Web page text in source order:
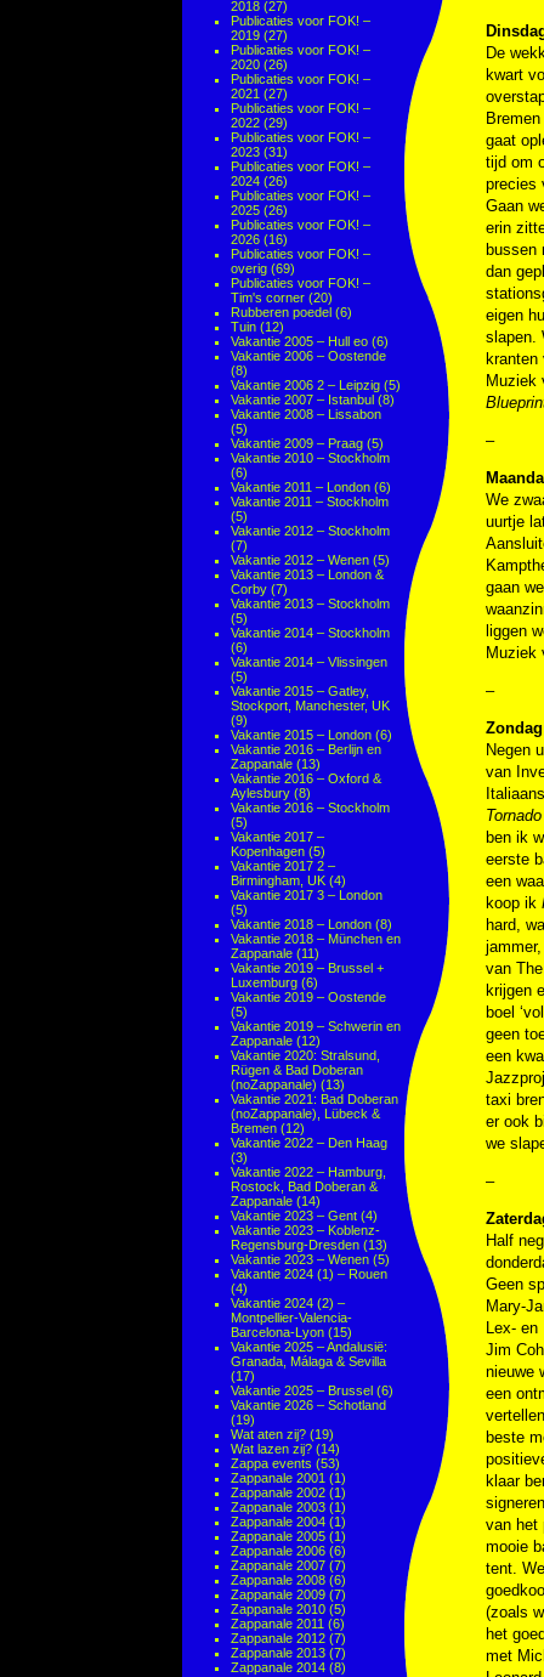
2018 (27)
Publicaties voor FOK! –
2019 (27)
Publicaties voor FOK! –
2020 (26)
Publicaties voor FOK! –
2021 (27)
Publicaties voor FOK! –
2022 (29)
Publicaties voor FOK! –
2023 (31)
Publicaties voor FOK! –
2024 (26)
Publicaties voor FOK! –
2025 (26)
Publicaties voor FOK! –
2026 (16)
Publicaties voor FOK! –
overig (69)
Publicaties voor FOK! –
Tim's corner (20)
Rubberen poedel (6)
Tuin (12)
Vakantie 2005 – Hull eo (6)
Vakantie 2006 – Oostende
(8)
Vakantie 2006 2 – Leipzig (5)
Vakantie 2007 – Istanbul (8)
Vakantie 2008 – Lissabon
(5)
Vakantie 2009 – Praag (5)
Vakantie 2010 – Stockholm
(6)
Vakantie 2011 – London (6)
Vakantie 2011 – Stockholm
(5)
Vakantie 2012 – Stockholm
(7)
Vakantie 2012 – Wenen (5)
Vakantie 2013 – London &
Corby (7)
Vakantie 2013 – Stockholm
(5)
Vakantie 2014 – Stockholm
(6)
Vakantie 2014 – Vlissingen
(5)
Vakantie 2015 – Gatley,
Stockport, Manchester, UK
(9)
Vakantie 2015 – London (6)
Vakantie 2016 – Berlijn en
Zappanale (13)
Vakantie 2016 – Oxford &
Aylesbury (8)
Vakantie 2016 – Stockholm
(5)
Vakantie 2017 –
Kopenhagen (5)
Vakantie 2017 2 –
Birmingham, UK (4)
Vakantie 2017 3 – London
(5)
Vakantie 2018 – London (8)
Vakantie 2018 – München en
Zappanale (11)
Vakantie 2019 – Brussel +
Luxemburg (6)
Vakantie 2019 – Oostende
(5)
Vakantie 2019 – Schwerin en
Zappanale (12)
Vakantie 2020: Stralsund,
Rügen & Bad Doberan
(noZappanale) (13)
Vakantie 2021: Bad Doberan
(noZappanale), Lübeck &
Bremen (12)
Vakantie 2022 – Den Haag
(3)
Vakantie 2022 – Hamburg,
Rostock, Bad Doberan &
Zappanale (14)
Vakantie 2023 – Gent (4)
Vakantie 2023 – Koblenz-
Regensburg-Dresden (13)
Vakantie 2023 – Wenen (5)
Vakantie 2024 (1) – Rouen
(4)
Vakantie 2024 (2) –
Montpellier-Valencia-
Barcelona-Lyon (15)
Vakantie 2025 – Andalusië:
Granada, Málaga & Sevilla
(17)
Vakantie 2025 – Brussel (6)
Vakantie 2026 – Schotland
(19)
Wat aten zij? (19)
Wat lazen zij? (14)
Zappa events (53)
Zappanale 2001 (1)
Zappanale 2002 (1)
Zappanale 2003 (1)
Zappanale 2004 (1)
Zappanale 2005 (1)
Zappanale 2006 (6)
Zappanale 2007 (7)
Zappanale 2008 (6)
Zappanale 2009 (7)
Zappanale 2010 (5)
Zappanale 2011 (6)
Zappanale 2012 (7)
Zappanale 2013 (7)
Zappanale 2014 (8)
De
kwart
gaat
tijd om
precies
Gaan
erin
bussen
dan
eigen
slapen.
Muziek
–
We
uurtje
gaan
liggen
Muziek
–
Negen
van
Tornado
ben ik
eerste
een
koop ik
hard,
van
krijgen
boel
geen
een
taxi
er ook
we
–
Half
Geen
Mary-
Lex-
Jim
nieuwe
een
beste
klaar
van het
mooie
tent.
(zoals
het
met